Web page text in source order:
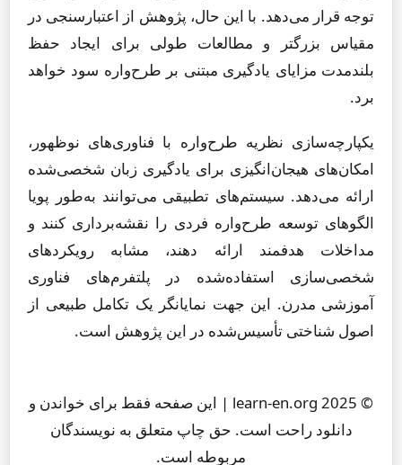
توجه قرار می‌دهد. با این حال، پژوهش از اعتبارسنجی در
مقیاس بزرگتر و مطالعات طولی برای ایجاد حفظ
بلندمدت مزایای یادگیری مبتنی بر طرح‌واره سود خواهد
برد.
یکپارچه‌سازی نظریه طرح‌واره با فناوری‌های نوظهور،
امکان‌های هیجان‌انگیزی برای یادگیری زبان شخصی‌شده
ارائه می‌دهد. سیستم‌های تطبیقی می‌توانند به‌طور پویا
الگوهای توسعه طرح‌واره فردی را نقشه‌برداری کنند و
مداخلات هدفمند ارائه دهند، مشابه رویکردهای
شخصی‌سازی استفاده‌شده در پلتفرم‌های فناوری
آموزشی مدرن. این جهت نمایانگر یک تکامل طبیعی از
اصول شناختی تأسیس‌شده در این پژوهش است.
© 2025 learn-en.org | این صفحه فقط برای خواندن و
دانلود راحت است. حق چاپ متعلق به نویسندگان
مربوطه است.